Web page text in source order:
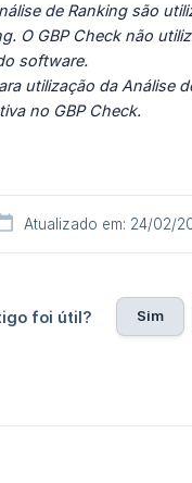
de Ranking são
O GBP Check não
software.
utilização da Análise
no GBP Check.
Atualizado em: 24/02/
foi útil? Sim